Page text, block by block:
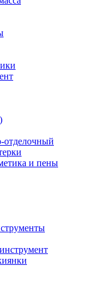
отделочный
и пены